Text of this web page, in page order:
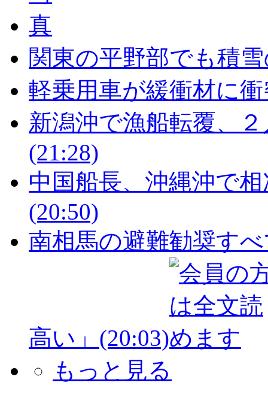
関東の平野部でも積
軽乗用車が緩衝材に
新潟沖で漁船転覆、
(21:28)
中国船長、沖縄沖で
(20:50)
南相馬の避難勧奨す
高い」 (20:03)
もっと見る